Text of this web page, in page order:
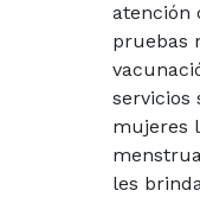
atención
pruebas
servicios
mujeres
les